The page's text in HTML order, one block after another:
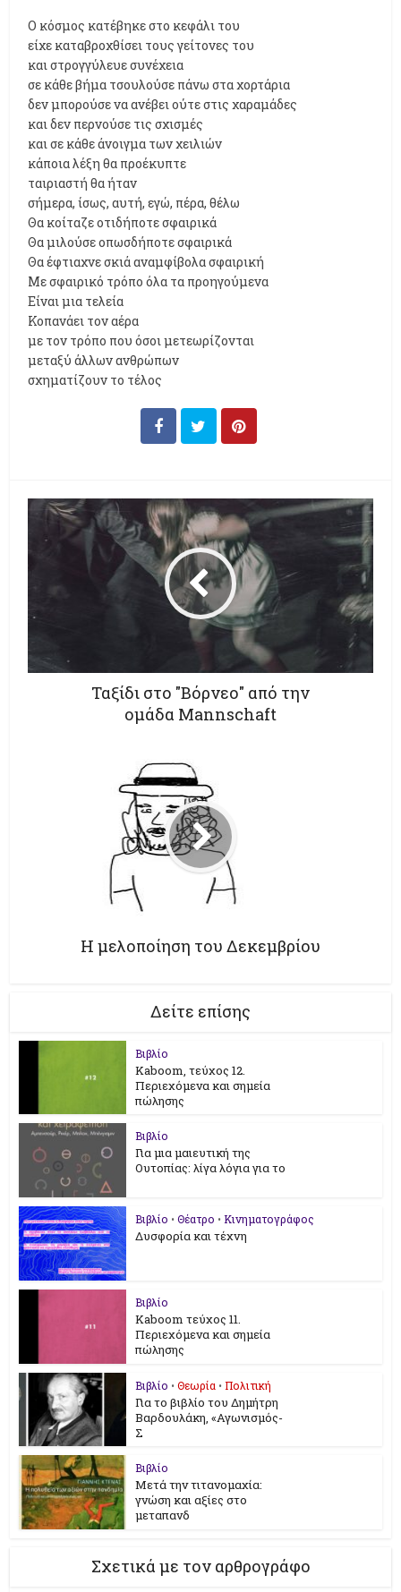
Ο κόσμος κατέβηκε στο κεφάλι του
είχε καταβροχθίσει τους γείτονες του
και στρογγύλευε συνέχεια
σε κάθε βήμα τσουλούσε πάνω στα χορτάρια
δεν μπορούσε να ανέβει ούτε στις χαραμάδες
και δεν περνούσε τις σχισμές
και σε κάθε άνοιγμα των χειλιών
κάποια λέξη θα προέκυπτε
ταιριαστή θα ήταν
σήμερα, ίσως, αυτή, εγώ, πέρα, θέλω
Θα κοίταζε οτιδήποτε σφαιρικά
Θα μιλούσε οπωσδήποτε σφαιρικά
Θα έφτιαχνε σκιά αναμφίβολα σφαιρική
Με σφαιρικό τρόπο όλα τα προηγούμενα
Είναι μια τελεία
Κοπανάει τον αέρα
με τον τρόπο που όσοι μετεωρίζονται
μεταξύ άλλων ανθρώπων
σχηματίζουν το τέλος
Ταξίδι στο "Bόρνεο" από την
ομάδα Mannschaft
Η μελοποίηση του Δεκεμβρίου
Δείτε επίσης
Βιβλίο
Kaboom, τεύχος 12.
Περιεχόμενα και σημεία
πώλησης
Βιβλίο
Για μια μαιευτική της
Ουτοπίας: λίγα λόγια για το
Βιβλίο • Θέατρο • Κινηματογράφος
Δυσφορία και τέχνη
Βιβλίο
Kaboom τεύχος 11.
Περιεχόμενα και σημεία
πώλησης
Βιβλίο • Θεωρία • Πολιτική
Για το βιβλίο του Δημήτρη
Βαρδουλάκη, «Αγωνισμός-
Σ
Βιβλίο
Μετά την τιτανομαχία:
γνώση και αξίες στο
μεταπανδ
Σχετικά με τον αρθρογράφο